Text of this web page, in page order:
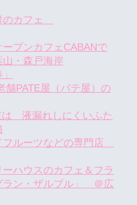
のカフェ
プンカフェCABANで
・森戸海岸
舗PATE屋（パテ屋）の
は 液漏れしにくいふた
ルーツなどの専門店
ハウスのカフェ＆フラ
ン・ザルブル」 ＠広